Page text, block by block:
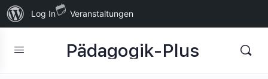
Über
WordPress
Log In Veranstaltungen
Pädagogik-Plus